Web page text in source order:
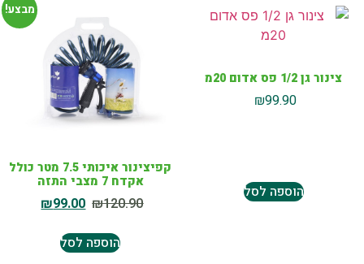
צינור גן 1/2 פס אדום 20מ
₪99.90
הוספה לסל
מבצע!
קפיצינור איכותי 7.5 מטר כולל
אקדח 7 מצבי התזה
₪120.90
₪99.00
הוספה לסל